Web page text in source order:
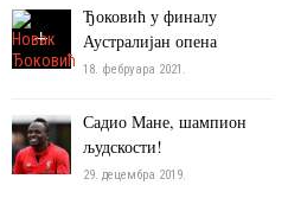
Ђоковић у финалу
Аустралијан опена
18. фебруара 2021.
Садио Мане, шампион
људскости!
29. децембра 2019.